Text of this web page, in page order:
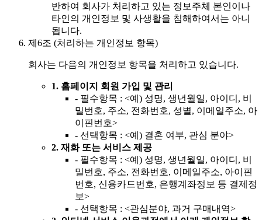
반하여 회사가 처리하고 있는 정보주체 본인이나
타인의 개인정보 및 사생활을 침해하여서는 아니
됩니다.
제6조 (처리하는 개인정보 항목)
회사는 다음의 개인정보 항목을 처리하고 있습니다.
1. 홈페이지 회원 가입 및 관리
- 필수항목 : <예) 성명, 생년월일, 아이디, 비
밀번호, 주소, 전화번호, 성별, 이메일주소, 아
이핀번호>
- 선택항목 : <예) 결혼 여부, 관심 분야>
2. 재화 또는 서비스 제공
- 필수항목 : <예) 성명, 생년월일, 아이디, 비
밀번호, 주소, 전화번호, 이메일주소, 아이핀
번호, 신용카드번호, 은행계좌정보 등 결제정
보>
- 선택항목 : <관심분야, 과거 구매내역>